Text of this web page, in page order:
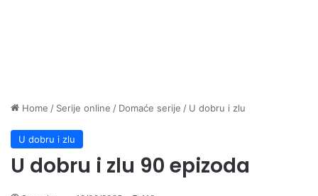
Home / Serije online / Domaće serije / U dobru i zlu
U dobru i zlu
U dobru i zlu 90 epizoda